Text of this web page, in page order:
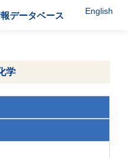
データベース English
学